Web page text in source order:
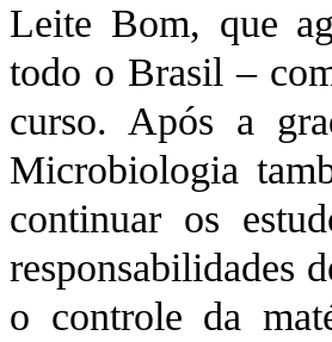
Leite Bom, que
todo o Brasil –
curso. Após a
Microbiologia
continuar os
responsabilidades
o controle da